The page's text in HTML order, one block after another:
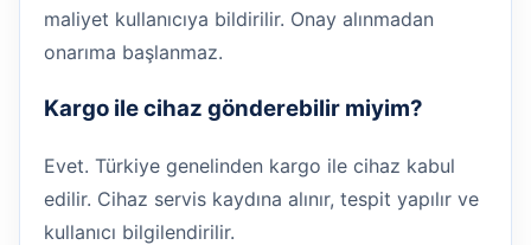
maliyet kullanıcıya bildirilir. Onay alınmadan
onarıma başlanmaz.
Kargo ile cihaz gönderebilir miyim?
Evet. Türkiye genelinden kargo ile cihaz kabul
edilir. Cihaz servis kaydına alınır, tespit yapılır ve
kullanıcı bilgilendirilir.